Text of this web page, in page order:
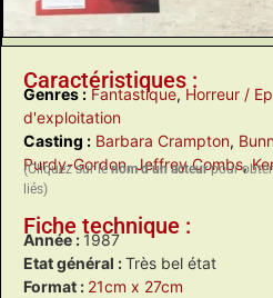
Caractéristiques :
Genres : Fantastique,Horreur /
d'exploitation
Casting : Barbara Crampton,
Purdy-Gordon,Jeffrey Combs,
(Cliquez sur lenom d’un acteurpour
liés)
Fiche technique :
Année : 1987
Etat général :Très bel état
Format : 21cm x 27cm